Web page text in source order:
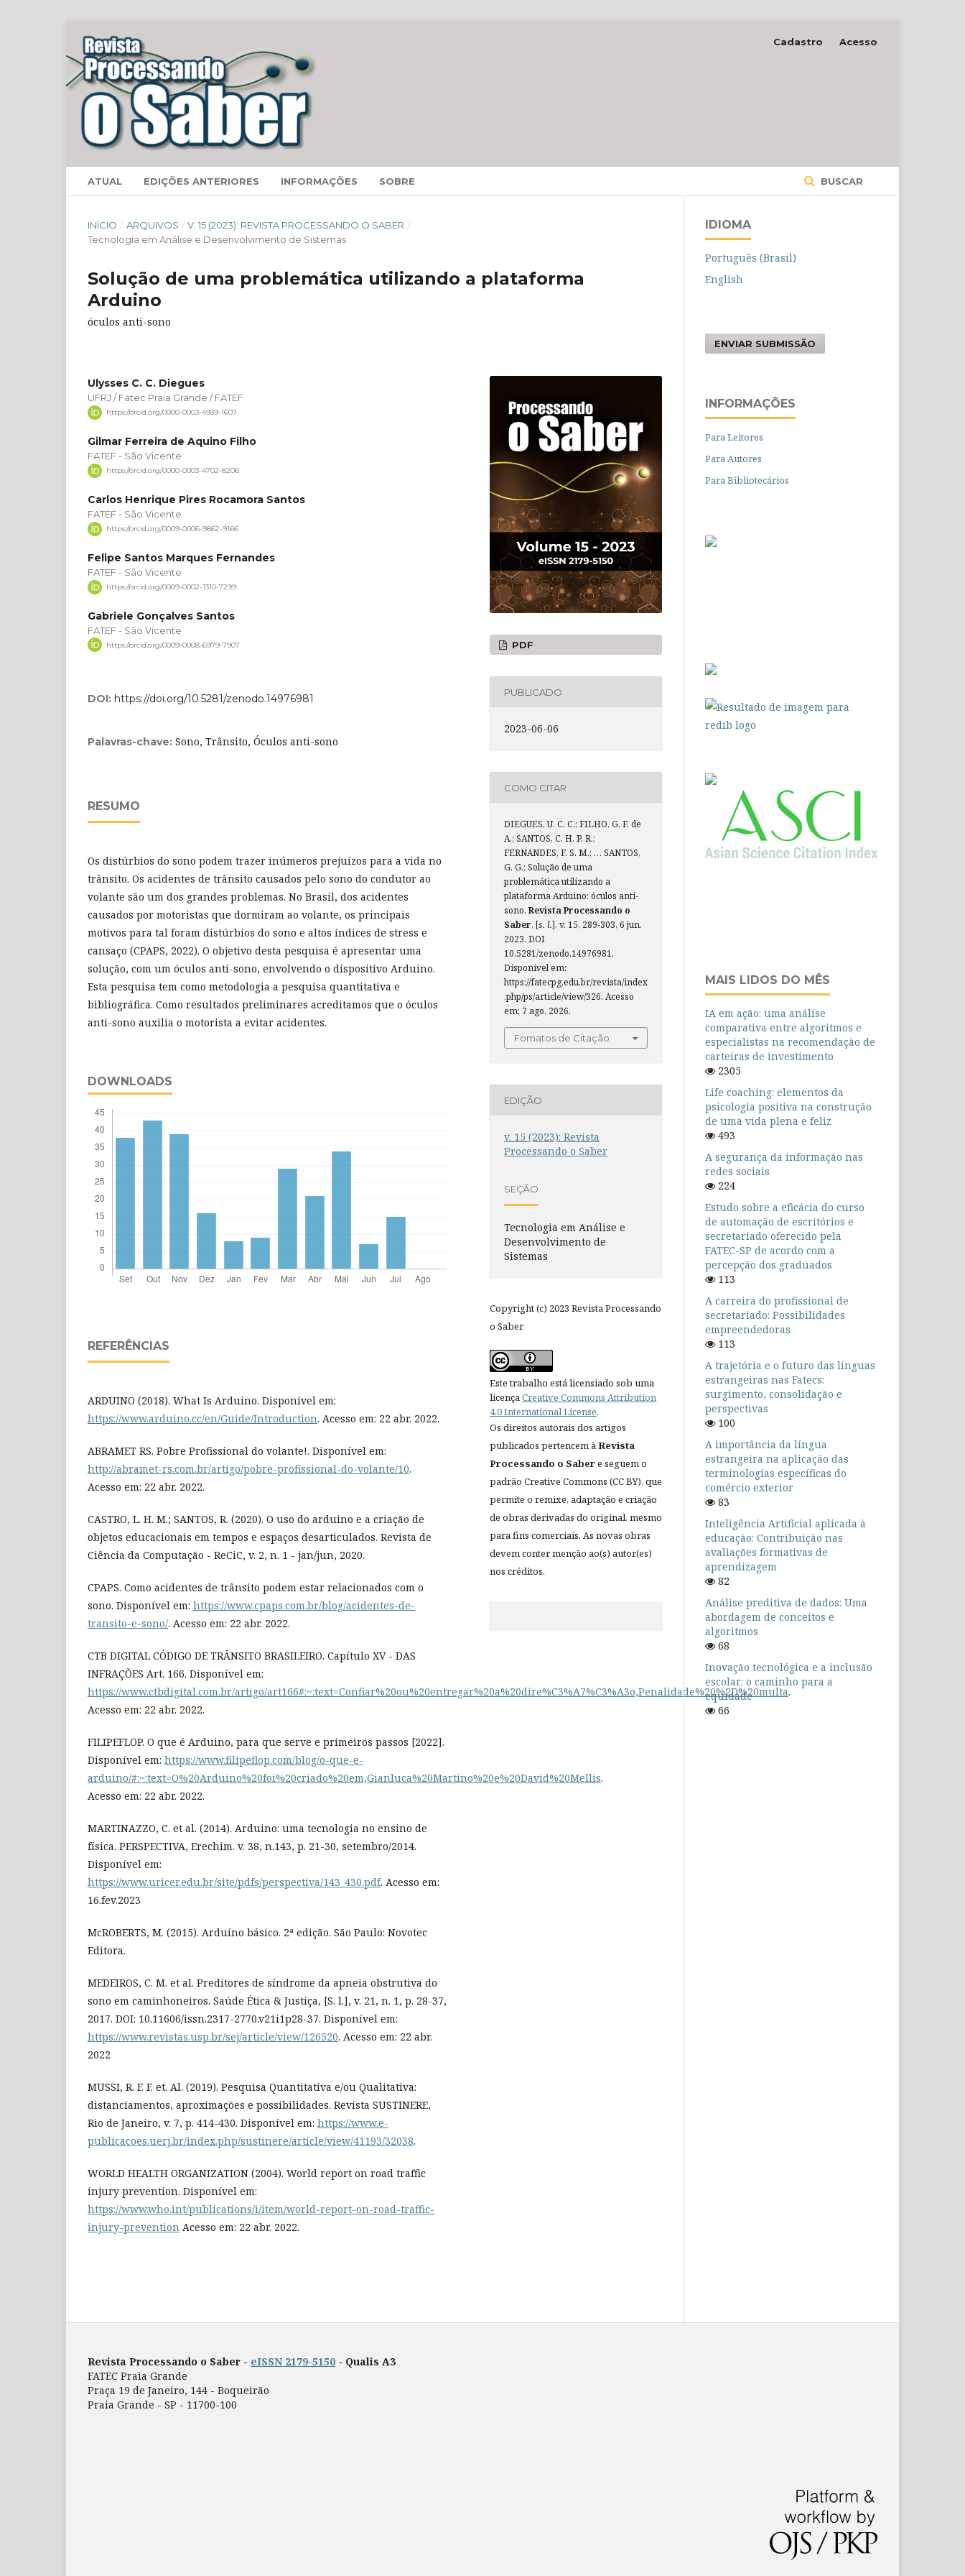
ATUAL EDIÇÕES ANTERIORES INFORMAÇÕES SOBRE BUSCAR
Cadastro Acesso
INÍCIO / ARQUIVOS / V. 15 (2023): REVISTA PROCESSANDO O SABER /
Tecnologia em Análise e Desenvolvimento de Sistemas
Solução de uma problemática utilizando a plataforma
Arduino
óculos anti-sono
Ulysses C. C. Diegues
UFRJ / Fatec Praia Grande / FATEF
https://orcid.org/0000-0003-4939-1607
Gilmar Ferreira de Aquino Filho
FATEF - São Vicente
https://orcid.org/0000-0003-4702-8206
Carlos Henrique Pires Rocamora Santos
FATEF - São Vicente
https://orcid.org/0009-0006-9862-9166
Felipe Santos Marques Fernandes
FATEF - São Vicente
https://orcid.org/0009-0002-1310-7299
Gabriele Gonçalves Santos
FATEF - São Vicente
https://orcid.org/0009-0008-6979-7907
DOI: https://doi.org/10.5281/zenodo.14976981
Palavras-chave: Sono, Trânsito, Óculos anti-sono
RESUMO
Os distúrbios do sono podem trazer inúmeros prejuízos para a vida no
trânsito. Os acidentes de trânsito causados pelo sono do condutor ao
volante são um dos grandes problemas. No Brasil, dos acidentes
causados por motoristas que dormiram ao volante, os principais
motivos para tal foram distúrbios do sono e altos índices de stress e
cansaço (CPAPS, 2022). O objetivo desta pesquisa é apresentar uma
solução, com um óculos anti-sono, envolvendo o dispositivo Arduino.
Esta pesquisa tem como metodologia a pesquisa quantitativa e
bibliográfica. Como resultados preliminares acreditamos que o óculos
anti-sono auxilia o motorista a evitar acidentes.
DOWNLOADS
REFERÊNCIAS
ARDUINO (2018). What Is Arduino. Disponível em:
https://www.arduino.cc/en/Guide/Introduction. Acesso em: 22 abr. 2022.
ABRAMET RS. Pobre Profissional do volante!. Disponível em:
http://abramet-rs.com.br/artigo/pobre-profissional-do-volante/10.
Acesso em: 22 abr. 2022.
CASTRO, L. H. M.; SANTOS, R. (2020). O uso do arduino e a criação de
objetos educacionais em tempos e espaços desarticulados. Revista de
Ciência da Computação - ReCiC, v. 2, n. 1 - jan/jun, 2020.
CPAPS. Como acidentes de trânsito podem estar relacionados com o
sono. Disponível em: https://www.cpaps.com.br/blog/acidentes-de-
transito-e-sono/. Acesso em: 22 abr. 2022.
CTB DIGITAL CÓDIGO DE TRÂNSITO BRASILEIRO. Capítulo XV - DAS
INFRAÇÕES Art. 166. Disponível em:
https://www.ctbdigital.com.br/artigo/art166#:~:text=Confiar%20ou%20entregar%20a%20dire%C3%A7%C3%A3o,Penalidade%20%2D%20multa.
Acesso em: 22 abr. 2022.
FILIPEFLOP. O que é Arduino, para que serve e primeiros passos [2022].
Disponível em: https://www.filipeflop.com/blog/o-que-e-
arduino/#:~:text=O%20Arduino%20foi%20criado%20em,Gianluca%20Martino%20e%20David%20Mellis.
Acesso em: 22 abr. 2022.
MARTINAZZO, C. et al. (2014). Arduino: uma tecnologia no ensino de
física. PERSPECTIVA, Erechim. v. 38, n.143, p. 21-30, setembro/2014.
Disponível em:
https://www.uricer.edu.br/site/pdfs/perspectiva/143_430.pdf. Acesso em:
16.fev.2023
McROBERTS, M. (2015). Arduíno básico. 2ª edição. São Paulo: Novotec
Editora.
MEDEIROS, C. M. et al. Preditores de síndrome da apneia obstrutiva do
sono em caminhoneiros. Saúde Ética & Justiça, [S. l.], v. 21, n. 1, p. 28-37,
2017. DOI: 10.11606/issn.2317-2770.v21i1p28-37. Disponível em:
https://www.revistas.usp.br/sej/article/view/126520. Acesso em: 22 abr.
2022
MUSSI, R. F. F. et. Al. (2019). Pesquisa Quantitativa e/ou Qualitativa:
distanciamentos, aproximações e possibilidades. Revista SUSTINERE,
Rio de Janeiro, v. 7, p. 414-430. Disponível em: https://www.e-
publicacoes.uerj.br/index.php/sustinere/article/view/41193/32038.
WORLD HEALTH ORGANIZATION (2004). World report on road traffic
injury prevention. Disponível em:
https://www.who.int/publications/i/item/world-report-on-road-traffic-
injury-prevention Acesso em: 22 abr. 2022.
PDF
PUBLICADO
2023-06-06
COMO CITAR
DIEGUES, U. C. C.; FILHO, G. F. de
A.; SANTOS, C. H. P. R.;
FERNANDES, F. S. M.; … SANTOS,
G. G.; Solução de uma
problemática utilizando a
plataforma Arduino: óculos anti-
sono. Revista Processando o
Saber, [s. l.], v. 15, 289-303, 6 jun.
2023. DOI
10.5281/zenodo.14976981.
Disponível em:
https://fatecpg.edu.br/revista/index
.php/ps/article/view/326. Acesso
em: 7 ago. 2026.
Fomatos de Citação
EDIÇÃO
v. 15 (2023): Revista
Processando o Saber
SEÇÃO
Tecnologia em Análise e
Desenvolvimento de
Sistemas
Copyright (c) 2023 Revista Processando
o Saber
Este trabalho está licensiado sob uma
licençaCreative Commons Attribution
4.0 International License.
Os direitos autorais dos artigos
publicados pertencem àRevista
Processando o Sabere seguem o
padrão Creative Commons (CC BY), que
permite o remixe, adaptação e criação
de obras derivadas do original, mesmo
para fins comerciais. As novas obras
devem conter menção ao(s) autor(es)
nos créditos.
IDIOMA
Português (Brasil)
English
ENVIAR SUBMISSÃO
INFORMAÇÕES
Para Leitores
Para Autores
Para Bibliotecários
MAIS LIDOS DO MÊS
IA em ação: uma análise
comparativa entre algoritmos e
especialistas na recomendação de
carteiras de investimento
2305
Life coaching: elementos da
psicologia positiva na construção
de uma vida plena e feliz
493
A segurança da informação nas
redes sociais
224
Estudo sobre a eficácia do curso
de automação de escritórios e
secretariado oferecido pela
FATEC-SP de acordo com a
percepção dos graduados
113
A carreira do profissional de
secretariado: Possibilidades
empreendedoras
113
A trajetória e o futuro das línguas
estrangeiras nas Fatecs:
surgimento, consolidação e
perspectivas
100
A importância da língua
estrangeira na aplicação das
terminologias específicas do
comércio exterior
83
Inteligência Artificial aplicada à
educação: Contribuição nas
avaliações formativas de
aprendizagem
82
Análise preditiva de dados: Uma
abordagem de conceitos e
algoritmos
68
Inovação tecnológica e a inclusão
escolar: o caminho para a
equidade
66
Revista Processando o Saber - eISSN 2179-5150 - Qualis A3
FATEC Praia Grande
Praça 19 de Janeiro, 144 - Boqueirão
Praia Grande - SP - 11700-100